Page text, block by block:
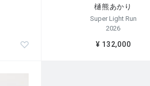
樋熊あかり
Super Light Run
2026
¥ 132,000